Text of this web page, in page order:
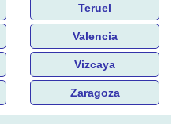
Teruel
Valencia
Vizcaya
Zaragoza